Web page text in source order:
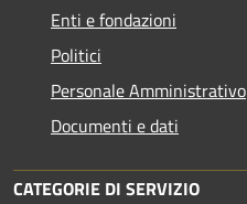
Enti e fondazioni
Politici
Personale Amministrativo
Documenti e dati
CATEGORIE DI SERVIZIO